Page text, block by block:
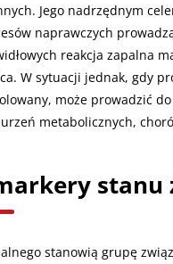
Jego nadrzędnym
naprawczych
reakcja zapalna
W sytuacji jednak, gdy
może prowadzić
metabolicznych,
stanu
stanowią grupę